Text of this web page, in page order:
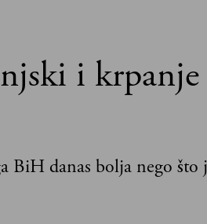
i krpanje
BiH danas bolja nego što